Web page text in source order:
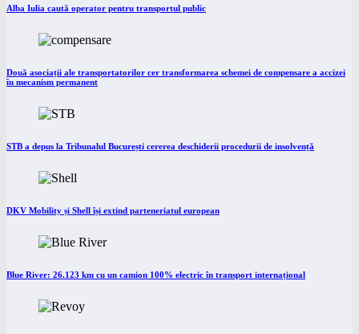
Alba Iulia caută operator pentru transportul public
Două asociații ale transportatorilor cer transformarea schemei de compensare a accizei
în mecanism permanent
STB a depus la Tribunalul București cererea deschiderii procedurii de insolvență
DKV Mobility și Shell își extind parteneriatul european
Blue River: 26.123 km cu un camion 100% electric în transport internațional